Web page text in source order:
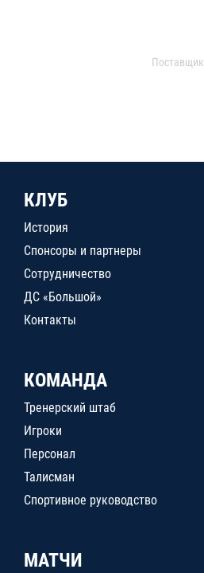
Поставщик
КЛУБ
История
Спонсоры и партнеры
Сотрудничество
ДС «Большой»
Контакты
КОМАНДА
Тренерский штаб
Игроки
Персонал
Талисман
Спортивное руководство
МАТЧИ